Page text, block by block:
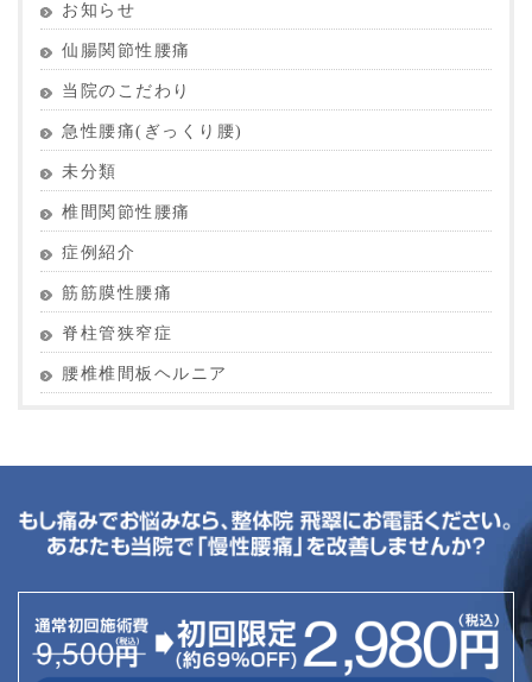
お知らせ
仙腸関節性腰痛
当院のこだわり
急性腰痛(ぎっくり腰)
未分類
椎間関節性腰痛
症例紹介
筋筋膜性腰痛
脊柱管狭窄症
腰椎椎間板ヘルニア